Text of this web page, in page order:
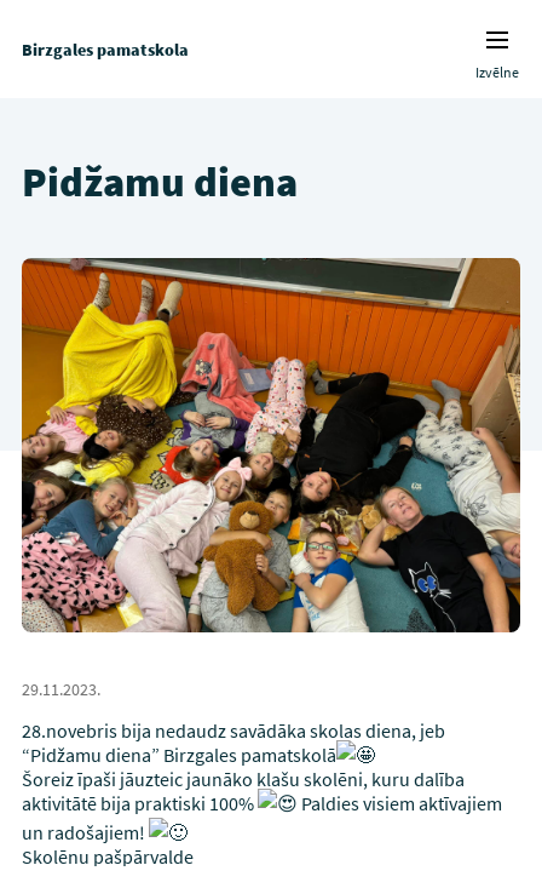
Birzgales pamatskola
Izvēlne
Pidžamu diena
29.11.2023.
28.novebris bija nedaudz savādāka skolas diena, jeb
“Pidžamu diena” Birzgales pamatskolā
Šoreiz īpaši jāuzteic jaunāko klašu skolēni, kuru dalība
aktivitātē bija praktiski 100%
Paldies visiem aktīvajiem
un radošajiem!
Skolēnu pašpārvalde